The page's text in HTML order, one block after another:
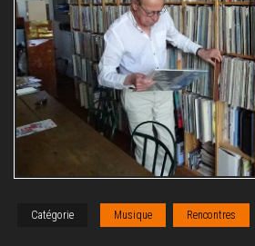
Catégorie Musique Rencontres